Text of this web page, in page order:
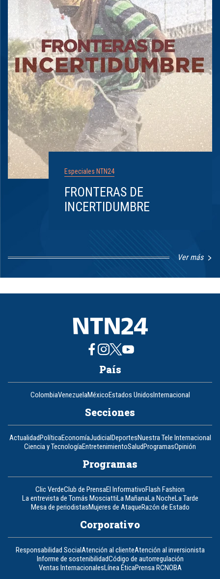
Especiales NTN24
FRONTERAS DE
INCERTIDUMBRE
Ver más
1
8
País
ColombiaVenezuelaMéxicoEstados UnidosInternacional
Secciones
ActualidadPolíticaEconomíaJudicialDeportesNuestra Tele Internacional
Ciencia y TecnologíaEntretenimientoSaludProgramasOpinión
Programas
Clic VerdeClub de PrensaEl InformativoFlash Fashion
La entrevista de Tomás MosciattiLa MañanaLa NocheLa Tarde
Mesa de periodistasMujeres de AtaqueRazón de Estado
Corporativo
Responsabilidad SocialAtención al clienteAtención al inversionista
Informe de sostenibilidadCódigo de autorregulación
Ventas InternacionalesLínea ÉticaPrensa RCNOBA